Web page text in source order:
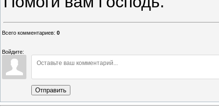
Всего комментариев: 0
Войдите:
Отправить